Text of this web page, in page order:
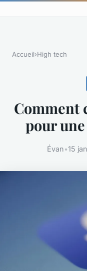
Accueil›High tech
Comment
pour
Évan•15